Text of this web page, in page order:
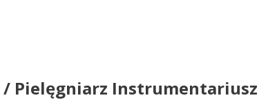
Pielęgniarz Instrumentariusz